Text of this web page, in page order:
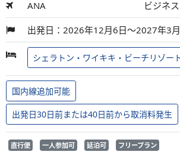
ANA ビジネス
出発日：2026年12月6日～2027年3
シェラトン・ワイキキ・ビーチリゾー
国内線追加可能
出発日30日前または40日前から取消料発生
直行便 一人参加可 延泊可 フリープラン